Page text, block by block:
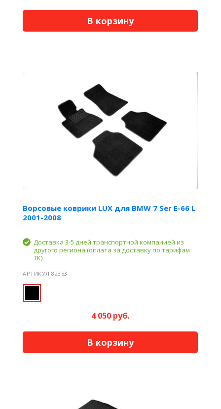
В корзину
Ворсовые коврики LUX для BMW 7 Ser E-66 L
2001-2008
Доставка 3-5 дней транспортной компанией из
другого региона (оплата за доставку по тарифам
ТК)
АРТИКУЛ 82353
4 050 руб.
В корзину